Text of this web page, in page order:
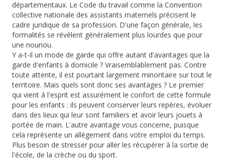
départementaux. Le Code du travail comme la Convention
collective nationale des assistants maternels précisent le
cadre juridique de sa profession. D'une façon générale, les
formalités se révèlent généralement plus lourdes que pour
une nounou.
Y a-t-il un mode de garde qui offre autant d'avantages que la
garde d'enfants à domicile ? Vraisemblablement pas. Contre
toute attente, il est pourtant largement minoritaire sur tout le
territoire. Mais quels sont donc ses avantages ? Le premier
qui vient à l'esprit est assurément le confort de cette formule
pour les enfants : ils peuvent conserver leurs repères, évoluer
dans des lieux qui leur sont familiers et avoir leurs jouets à
portée de main. L'autre avantage vous concerne, puisque
cela représente un allègement dans votre emploi du temps.
Plus besoin de stresser pour aller les récupérer à la sortie de
l'école, de la crèche ou du sport.